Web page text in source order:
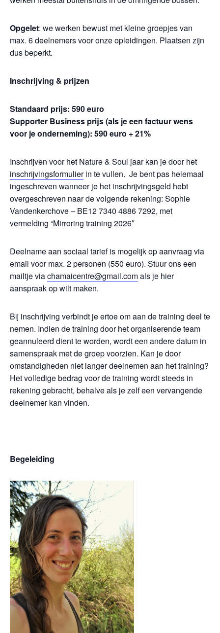
Opgelet: we werken bewust met kleine groepjes van
max. 6 deelnemers voor onze opleidingen. Plaatsen zijn
dus beperkt.
Inschrijving & prijzen
Standaard prijs: 590 euro
Supporter Business prijs (als je een factuur wens
voor je onderneming): 590 euro + 21%
Inschrijven voor het Nature & Soul jaar kan je door het
inschrijvingsformulierin te vullen. Je bent pas helemaal
ingeschreven wanneer je het inschrijvingsgeld hebt
overgeschreven naar de volgende rekening: Sophie
Vandenkerchove – BE12 7340 4886 7292, met
vermelding “Mirroring training 2026″
Deelname aan sociaal tarief is mogelijk op aanvraag via
email voor max. 2 personen (550 euro). Stuur ons een
mailtje viachamaicentre@gmail.comals je hier
aanspraak op wilt maken.
Bij inschrijving verbindt je ertoe om aan de training deel te
nemen. Indien de training door het organiserende team
geannuleerd dient te worden, wordt een andere datum in
samenspraak met de groep voorzien. Kan je door
omstandigheden niet langer deelnemen aan het training?
Het volledige bedrag voor de training wordt steeds in
rekening gebracht, behalve als je zelf een vervangende
deelnemer kan vinden.
Begeleiding